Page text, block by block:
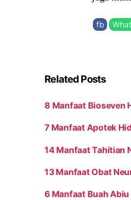
fb
Related Posts
8 Manfaat Bioseven
7 Manfaat Apotek
14 Manfaat Tahitian
13 Manfaat Obat
6 Manfaat Buah